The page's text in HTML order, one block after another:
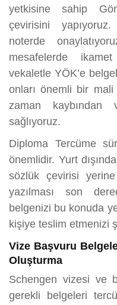
yetkisine sahip
çevirisini
noterde
mesafelerde
vekaletle YÖK’e
onları önemli bir mali
zaman kaybından
sağlıyoruz.
Diploma Tercüme
önemlidir. Yurt
sözlük çevirisi yerine
yazılması son
belgenizi bu konuda
kişiye teslim etmenizi
Vize Başvuru
Oluşturma
Schengen vizesi ve
gerekli belgeleri